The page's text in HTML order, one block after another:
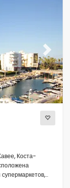
Next
Коста-